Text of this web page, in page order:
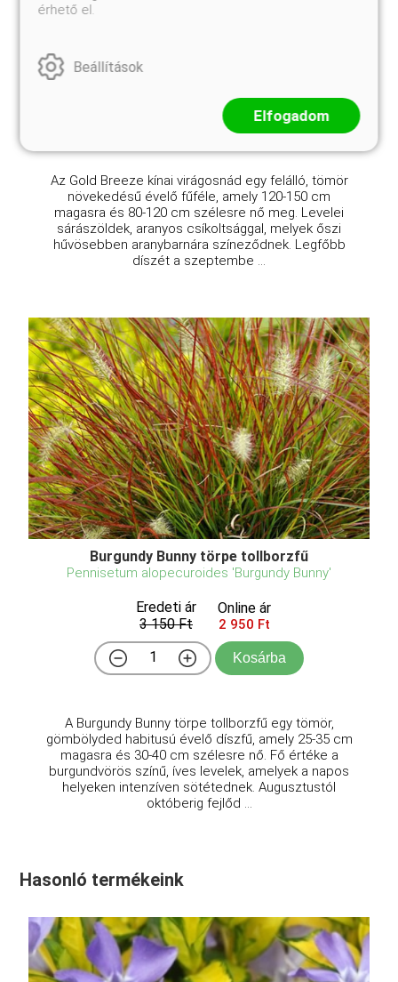
Eredeti ár
Kosárba
Az Gold Breeze kínai virágosnád egy felálló, tömör
növekedésű évelő fűféle, amely 120-150 cm
magasra és 80-120 cm szélesre nő meg. Levelei
sárászöldek, aranyos csíkoltsággal, melyek őszi
hűvösebben aranybarnára színeződnek. Legfőbb
díszét a szeptembe ...
Burgundy Bunny törpe tollborzfű
Pennisetum alopecuroides 'Burgundy Bunny'
Eredeti ár
3 150 Ft
Online ár
2 950 Ft
Kosárba
A Burgundy Bunny törpe tollborzfű egy tömör,
gömbölyded habitusú évelő díszfű, amely 25-35 cm
magasra és 30-40 cm szélesre nő. Fő értéke a
burgundvörös színű, íves levelek, amelyek a napos
helyeken intenzíven sötétednek. Augusztustól
októberig fejlőd ...
Hasonló termékeink
érhető el.
Beállítások
Elfogadom